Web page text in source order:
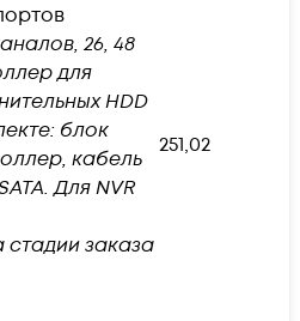
26, 48
для
HDD
блок
кабель
Для NVR
стадии заказа
251,02